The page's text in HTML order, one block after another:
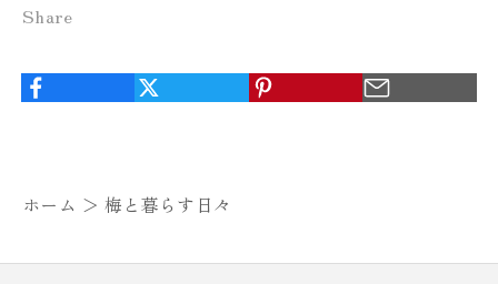
Share
ホーム ＞ 梅と暮らす日々